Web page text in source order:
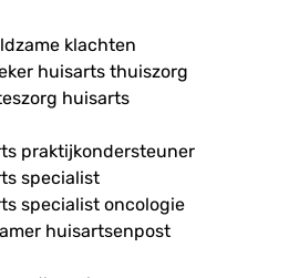
klachten
huisarts thuiszorg
huisarts
praktijkondersteuner
specialist
specialist oncologie
huisartsenpost